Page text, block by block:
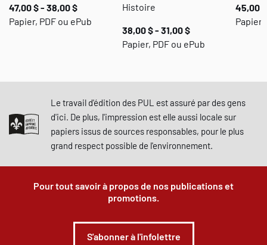
47,00 $ - 38,00 $
Papier, PDF ou ePub
Histoire
38,00 $ - 31,00 $
Papier, PDF ou ePub
45,00
Papier
Le travail d'édition des PUL est assuré par des gens
d'ici. De plus, l'impression est elle aussi locale sur
papiers issus de sources responsables, pour le plus
grand respect possible de l'environnement.
Pour tout savoir à propos de nos publications et
promotions.
S'abonner à l'infolettre